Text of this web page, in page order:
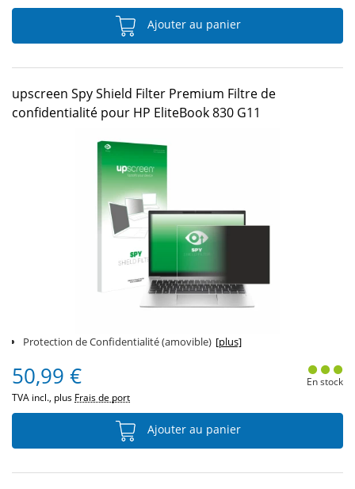
Ajouter au panier
upscreen Spy Shield Filter Premium Filtre de
confidentialité pour HP EliteBook 830 G11
Protection de Confidentialité (amovible) [plus]
50,99 €
TVA incl., plus Frais de port
En stock
Ajouter au panier